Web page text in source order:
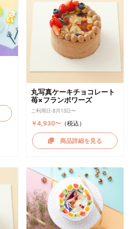
丸写真ケーキチョコレート
苺×フランボワーズ
ご利用日:8月13日〜
￥4,930〜 （税込）
商品詳細を見る